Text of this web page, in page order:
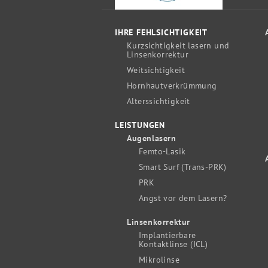
IHRE FEHLSICHTIGKEIT
Kurzsichtigkeit lasern und
Linsenkorrektur
Weitsichtigkeit
Hornhautverkrümmung
Alterssichtigkeit
LEISTUNGEN
Augenlasern
Femto-Lasik
Smart Surf (Trans-PRK)
PRK
Angst vor dem Lasern?
Linsenkorrektur
Implantierbare
Kontaktlinse (ICL)
Mikrolinse